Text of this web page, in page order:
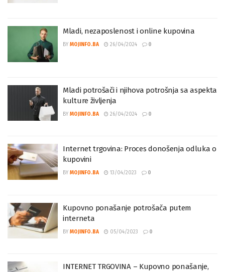
Mladi, nezaposlenost i online kupovina
BY MOJINFO.BA 26/04/2024 0
Mladi potrošači i njihova potrošnja sa aspekta
kulture življenja
BY MOJINFO.BA 26/04/2024 0
Internet trgovina: Proces donošenja odluka o
kupovini
BY MOJINFO.BA 13/04/2023 0
Kupovno ponašanje potrošača putem
interneta
BY MOJINFO.BA 05/04/2023 0
INTERNET TRGOVINA – Kupovno ponašanje,